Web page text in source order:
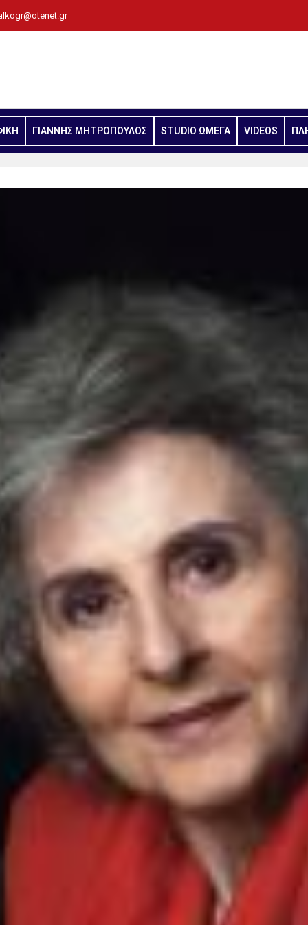
ΓΙΑΝΝΗΣ ΜΗΤΡΟΠΟΥΛΟΣ STUDIO ΩΜΕΓΑ VIDEOS